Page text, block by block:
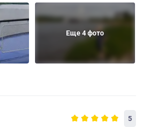
Еще 4 фото
5